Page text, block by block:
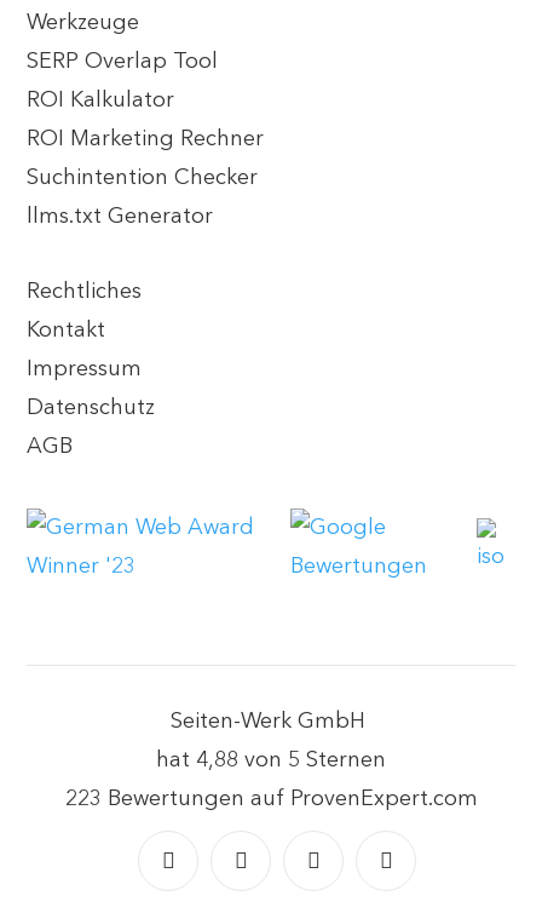
Werkzeuge
SERP Overlap Tool
ROI Kalkulator
ROI Marketing Rechner
Suchintention Checker
llms.txt Generator
Rechtliches
Kontakt
Impressum
Datenschutz
AGB
Seiten-Werk GmbH
hat 4,88 von 5 Sternen
223 Bewertungen auf ProvenExpert.com